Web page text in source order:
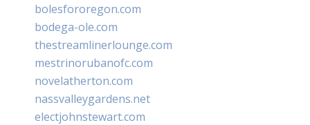
bolesfororegon.com
bodega-ole.com
thestreamlinerlounge.com
mestrinorubanofc.com
novelatherton.com
nassvalleygardens.net
electjohnstewart.com